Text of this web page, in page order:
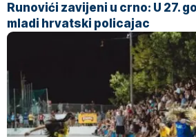
Runovići zavijeni u crno: U 27.
mladi hrvatski policajac